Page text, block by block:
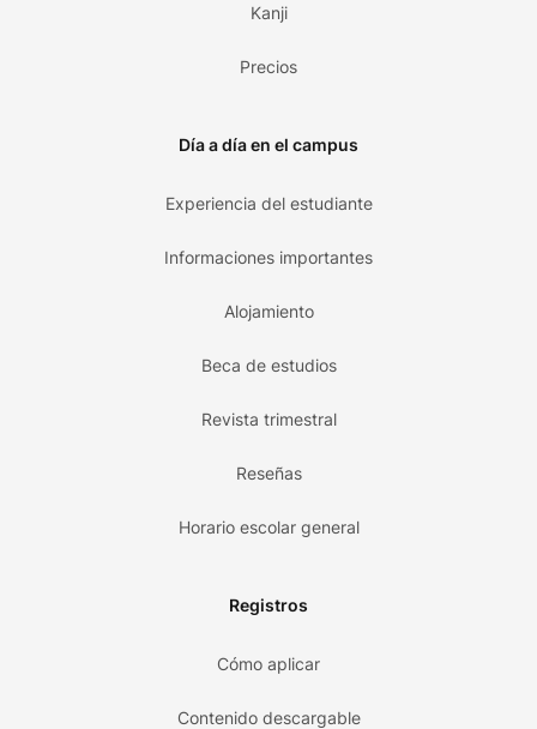
Kanji
Precios
Día a día en el campus
Experiencia del estudiante
Informaciones importantes
Alojamiento
Beca de estudios
Revista trimestral
Reseñas
Horario escolar general
Registros
Cómo aplicar
Contenido descargable